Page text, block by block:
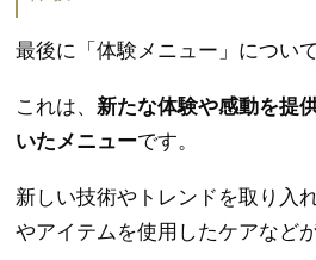
最後に「体験メニュー」について
これは、新たな体験や感動を提
いたメニューです。
新しい技術やトレンドを取り入
やアイテムを使用したケアなど